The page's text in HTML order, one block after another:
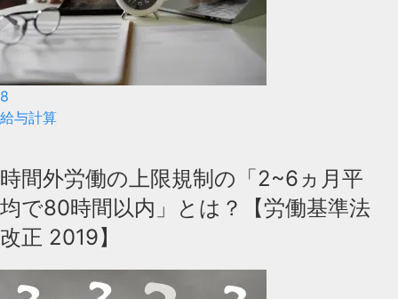
8
給与計算
時間外労働の上限規制の「2~6ヵ月平
均で80時間以内」とは？【労働基準法
改正 2019】